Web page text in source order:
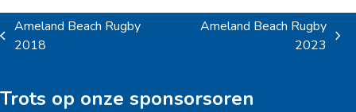
previous
Ameland Beach Rugby
2018
Ameland Beach Rugby
2023
Trots op onze sponsorsoren